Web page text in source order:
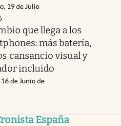
19 de Julio
que llega a los
más batería,
cansancio visual y
incluido
de Junio de
España